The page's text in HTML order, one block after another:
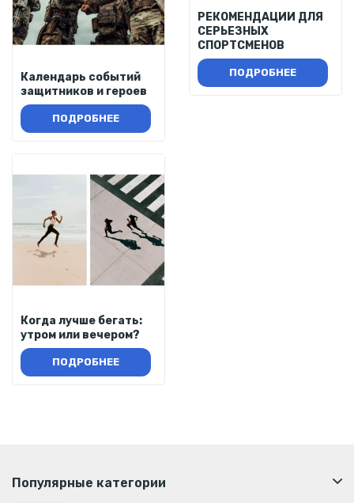
Календарь событий
защитников и героев
ПОДРОБНЕЕ
РЕКОМЕНДАЦИИ ДЛЯ
СЕРЬЕЗНЫХ
СПОРТСМЕНОВ
ПОДРОБНЕЕ
Когда лучше бегать:
утром или вечером?
ПОДРОБНЕЕ
Популярные категории